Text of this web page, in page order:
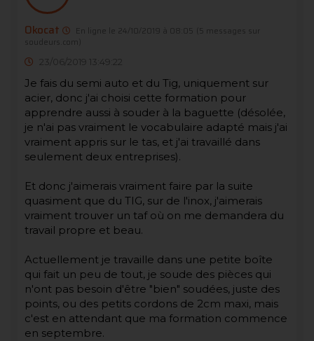
Okocat En ligne le 24/10/2019 à 08:05
(5 messages sur
soudeurs.com)
23/06/2019 13:49:22
Je fais du semi auto et du Tig, uniquement sur
acier, donc j'ai choisi cette formation pour
apprendre aussi à souder à la baguette (désolée,
je n'ai pas vraiment le vocabulaire adapté mais j'ai
vraiment appris sur le tas, et j'ai travaillé dans
seulement deux entreprises).
Et donc j'aimerais vraiment faire par la suite
quasiment que du TIG, sur de l'inox, j'aimerais
vraiment trouver un taf où on me demandera du
travail propre et beau.
Actuellement je travaille dans une petite boîte
qui fait un peu de tout, je soude des pièces qui
n'ont pas besoin d'être "bien" soudées, juste des
points, ou des petits cordons de 2cm maxi, mais
c'est en attendant que ma formation commence
en septembre.